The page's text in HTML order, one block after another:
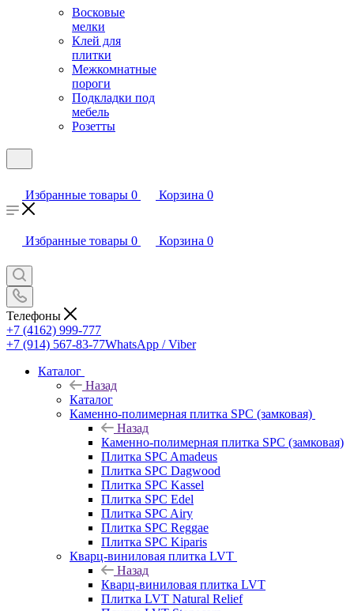
Восковые
мелки
Клей для
плитки
Межкомнатные
пороги
Подкладки под
мебель
Розетты
Избранные товары 0 Корзина 0
Избранные товары 0 Корзина 0
Телефоны
+7 (4162) 999-777
+7 (914) 567-83-77WhatsApp / Viber
Каталог
Назад
Каталог
Каменно-полимерная плитка SPC (замковая)
Назад
Каменно-полимерная плитка SPC (замковая)
Плитка SPC Amadeus
Плитка SPC Dagwood
Плитка SPC Kassel
Плитка SPC Edel
Плитка SPC Airy
Плитка SPC Reggae
Плитка SPC Kiparis
Кварц-виниловая плитка LVT
Назад
Кварц-виниловая плитка LVT
Плитка LVT Natural Relief